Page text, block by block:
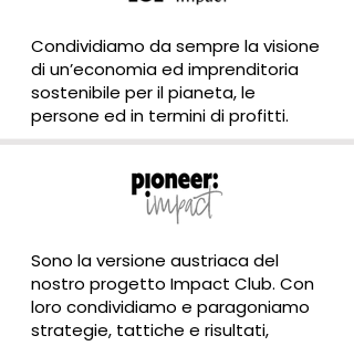
Condividiamo da sempre la visione
di un’economia ed imprenditoria
sostenibile per il pianeta, le
persone ed in termini di profitti.
Sono la versione austriaca del
nostro progetto Impact Club. Con
loro condividiamo e paragoniamo
strategie, tattiche e risultati,